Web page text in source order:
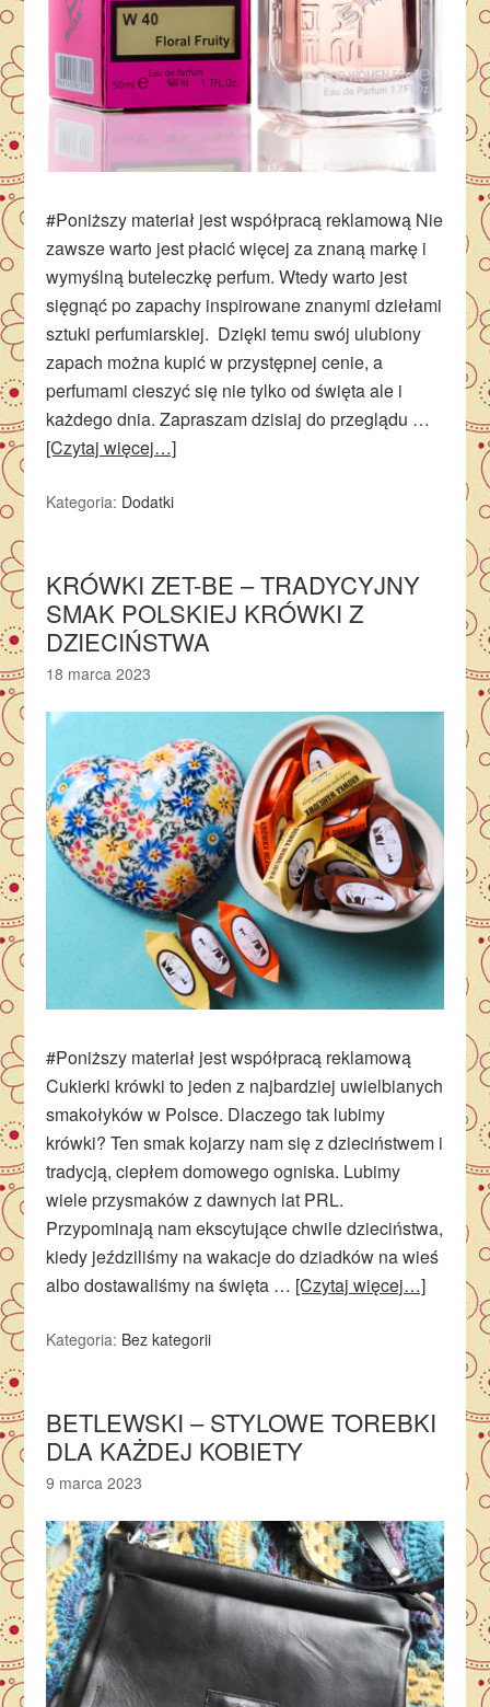
#Poniższy materiał jest współpracą reklamową Nie
zawsze warto jest płacić więcej za znaną markę i
wymyślną buteleczkę perfum. Wtedy warto jest
sięgnąć po zapachy inspirowane znanymi dziełami
sztuki perfumiarskiej. Dzięki temu swój ulubiony
zapach można kupić w przystępnej cenie, a
perfumami cieszyć się nie tylko od święta ale i
każdego dnia. Zapraszam dzisiaj do przeglądu …
[Czytaj więcej…]
Kategoria: Dodatki
KRÓWKI ZET-BE – TRADYCYJNY
SMAK POLSKIEJ KRÓWKI Z
DZIECIŃSTWA
18 marca 2023
#Poniższy materiał jest współpracą reklamową
Cukierki krówki to jeden z najbardziej uwielbianych
smakołyków w Polsce. Dlaczego tak lubimy
krówki? Ten smak kojarzy nam się z dzieciństwem i
tradycją, ciepłem domowego ogniska. Lubimy
wiele przysmaków z dawnych lat PRL.
Przypominają nam ekscytujące chwile dzieciństwa,
kiedy jeździliśmy na wakacje do dziadków na wieś
albo dostawaliśmy na święta … [Czytaj więcej…]
Kategoria: Bez kategorii
BETLEWSKI – STYLOWE TOREBKI
DLA KAŻDEJ KOBIETY
9 marca 2023